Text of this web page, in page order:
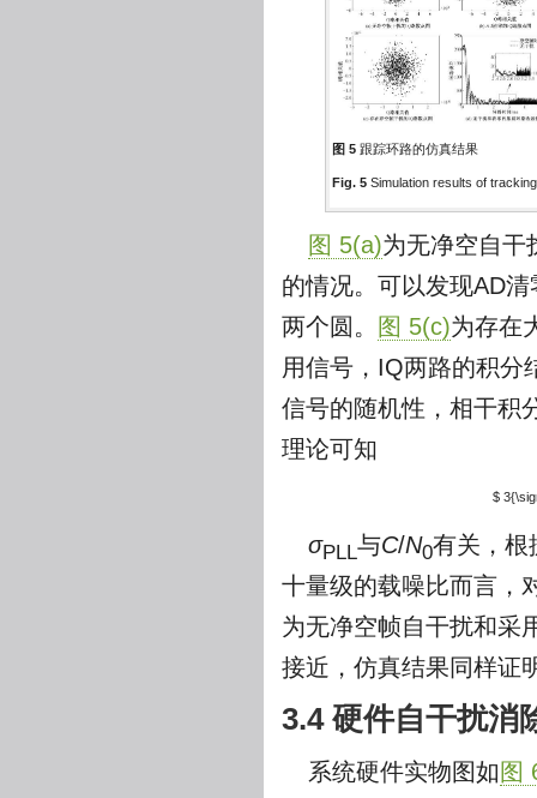
图 5 跟踪环路的仿真结果
Fig. 5 Simulation results of
图 5(a)为无净空自干
的情况。可以发现AD
两个圆。
图 5(c)为存在
用信号，IQ两路的积分
信号的随机性，相干积
理论可知
$
σPLL与C/N0有关，根
十量级的载噪比而言，
为无净空帧自干扰和采
接近，仿真结果同样证
3.4 硬件自干扰消
系统硬件实物图如 图